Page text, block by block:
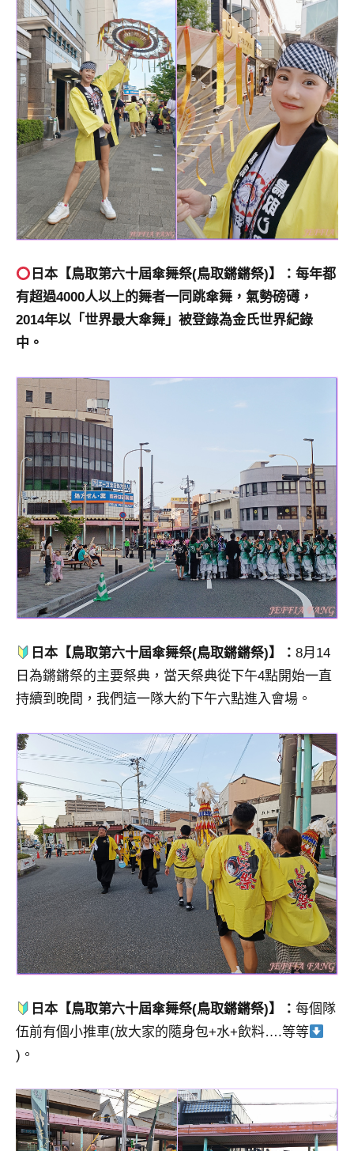
日本【鳥取第六十屆傘舞祭(鳥取鏘鏘祭)】：每年都
有超過4000人以上的舞者一同跳傘舞，氣勢磅礡，
2014年以「世界最大傘舞」被登錄為金氏世界紀錄
中。
日本【鳥取第六十屆傘舞祭(鳥取鏘鏘祭)】：8月14
日為鏘鏘祭的主要祭典，當天祭典從下午4點開始一直
持續到晚間，我們這一隊大約下午六點進入會場。
日本【鳥取第六十屆傘舞祭(鳥取鏘鏘祭)】：每個隊
伍前有個小推車(放大家的隨身包+水+飲料….等等
)。